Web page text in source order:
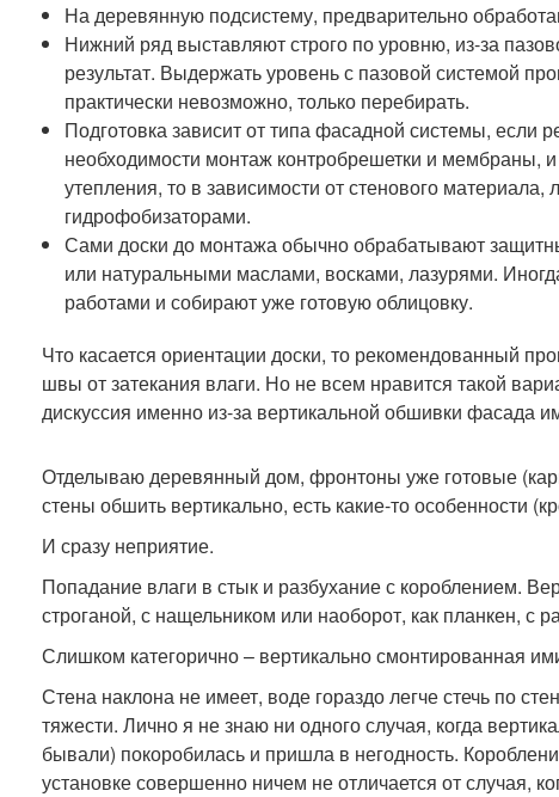
На деревянную подсистему, предварительно
Нижний ряд выставляют строго по уровню, из-за
результат. Выдержать уровень с пазовой системой
практически невозможно, только перебирать.
Подготовка зависит от типа фасадной системы, если
необходимости монтаж контробрешетки и
утепления, то в зависимости от стенового
гидрофобизаторами.
Сами доски до монтажа обычно обрабатывают
или натуральными маслами, восками, лазурями.
работами и собирают уже готовую облицовку.
Что касается ориентации доски, то рекомендованный
швы от затекания влаги. Но не всем нравится такой
дискуссия именно из-за вертикальной обшивки фасада
Отделываю деревянный дом, фронтоны уже готовые
стены обшить вертикально, есть какие-то особенности
И сразу неприятие.
Попадание влаги в стык и разбухание с короблением.
строганой, с нащельником или наоборот, как планкен, с
Слишком категорично – вертикально смонтированная
Стена наклона не имеет, воде гораздо легче стечь по
тяжести. Лично я не знаю ни одного случая, когда
бывали) покоробилась и пришла в негодность.
установке совершенно ничем не отличается от случая,